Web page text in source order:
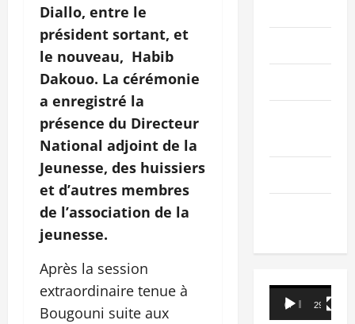
Diallo, entre le
président sortant, et
le nouveau, Habib
Dakouo. La cérémonie
a enregistré la
présence du Directeur
National adjoint de la
Jeunesse, des huissiers
et d’autres membres
de l’association de la
jeunesse.
Après la session
extraordinaire tenue à
Bougouni suite aux
Lecteur
vidéo
00:00 29:21